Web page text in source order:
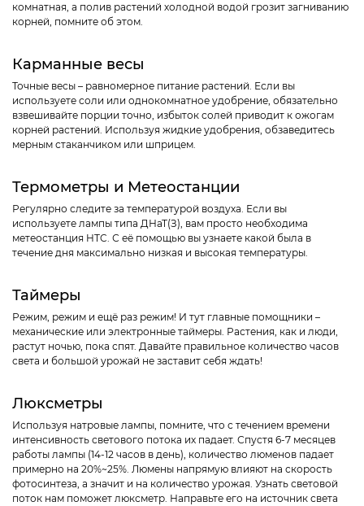
комнатная, а полив растений холодной водой грозит загниванию
корней, помните об этом.
Карманные весы
Точные весы – равномерное питание растений. Если вы
используете соли или однокомнатное удобрение, обязательно
взвешивайте порции точно, избыток солей приводит к ожогам
корней растений. Используя жидкие удобрения, обзаведитесь
мерным стаканчиком или шприцем.
Термометры и Метеостанции
Регулярно следите за температурой воздуха. Если вы
используете лампы типа ДНаТ(З), вам просто необходима
метеостанция HTC. С её помощью вы узнаете какой была в
течение дня максимально низкая и высокая температуры.
Таймеры
Режим, режим и ещё раз режим! И тут главные помощники –
механические или электронные таймеры. Растения, как и люди,
растут ночью, пока спят. Давайте правильное количество часов
света и большой урожай не заставит себя ждать!
Люксметры
Используя натровые лампы, помните, что с течением времени
интенсивность светового потока их падает. Спустя 6-7 месяцев
работы лампы (14-12 часов в день), количество люменов падает
примерно на 20%~25%. Люмены напрямую влияют на скорость
фотосинтеза, а значит и на количество урожая. Узнать световой
поток нам поможет люксметр. Направьте его на источник света